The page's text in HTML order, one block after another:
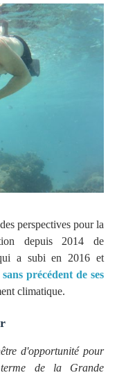
perspectives pour la
depuis 2014 de
a subi en 2016 et
précédent de ses
climatique.
d'opportunité pour
de la Grande